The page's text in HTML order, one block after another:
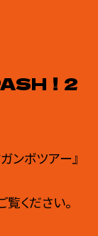
！2
ンボツアー』
ください。